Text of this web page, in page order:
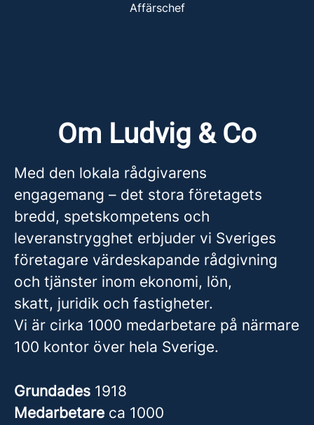
Affärschef
Om Ludvig & Co
Med den lokala rådgivarens
engagemang – det stora företagets
bredd, spetskompetens och
leveranstrygghet erbjuder vi Sveriges
företagare värdeskapande rådgivning
och tjänster inom ekonomi, lön,
skatt, juridik och fastigheter.
Vi är cirka 1000 medarbetare på närmare
100 kontor över hela Sverige.
Grundades 1918
Medarbetare ca 1000